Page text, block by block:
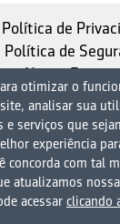
Política de
Política de
Nosso
Grupo MAG
Juscelino
otimizar o
analisar sua
e serviços que
experiência
concorda com tal
atualizamos
acessar clicando